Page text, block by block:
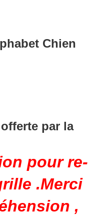
Chien
par la
pour re-
.Merci
,